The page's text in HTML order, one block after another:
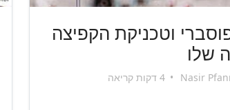
וטכניקת הקפיצה
שלו
Nasir
•